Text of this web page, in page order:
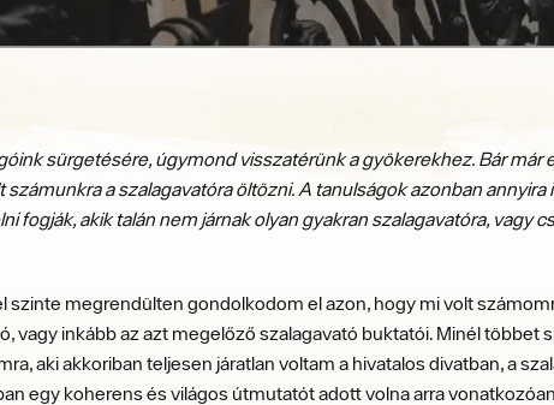
sürgetésére, úgymond visszatérünk a gyökerekhez. Bár már
a szalagavatóra öltözni. A tanulságok azonban annyira
fogják, akik talán nem járnak olyan gyakran szalagavatóra, vagy
szinte megrendülten gondolkodom el azon, hogy mi volt
vagy inkább az azt megelőző szalagavató buktatói. Minél többet
aki akkoriban teljesen járatlan voltam a hivatalos divatban, a
egy koherens és világos útmutatót adott volna arra